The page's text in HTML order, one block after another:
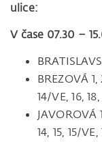
ulice:
V čase 07.30 –
BREZOVÁ 1,
14/VE, 16,
JAVOROVÁ
14, 15, 15/